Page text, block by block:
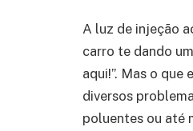
A luz de injeção
carro te dando
aqui!”. Mas o
diversos
poluentes ou até